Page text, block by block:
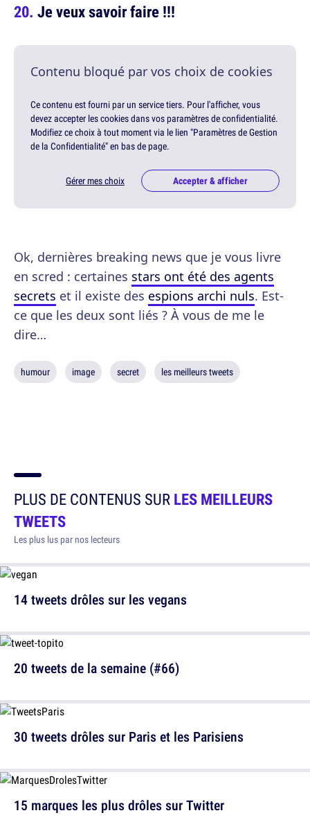
Je veux savoir faire !!!
Contenu bloqué par vos choix de cookies
Ce contenu est fourni par un service tiers. Pour l'afficher, vous
devez accepter les cookies dans vos paramètres de confidentialité.
Modifiez ce choix à tout moment via le lien "Paramètres de Gestion
de la Confidentialité" en bas de page.
Gérer mes choix Accepter & afficher
Ok, dernières breaking news que je vous livre
en scred : certaines stars ont été des agents
secrets et il existe des espions archi nuls. Est-
ce que les deux sont liés ? À vous de me le
dire…
humour image secret les meilleurs tweets
PLUS DE CONTENUS SURLES MEILLEURS
TWEETS
Les plus lus par nos lecteurs
14 tweets drôles sur les vegans
30 tweets drôles sur Paris et les Parisiens
20 tweets de la semaine (#66)
15 marques les plus drôles sur Twitter